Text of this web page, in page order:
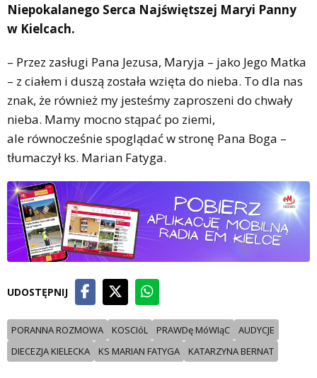
Niepokalanego Serca Najświętszej Maryi Panny
w Kielcach.
– Przez zasługi Pana Jezusa, Maryja – jako Jego Matka
– z ciałem i duszą została wzięta do nieba. To dla nas
znak, że również my jesteśmy zaproszeni do chwały
nieba. Mamy mocno stąpać po ziemi,
ale równocześnie spoglądać w stronę Pana Boga –
tłumaczył ks. Marian Fatyga.
UDOSTĘPNIJ
PORANNA ROZMOWA KOSCIóL PRAWDę MóWIąC
AUDYCJE
DIECEZJA KIELECKA
KS MARIAN FATYGA KATARZYNA BERNAT